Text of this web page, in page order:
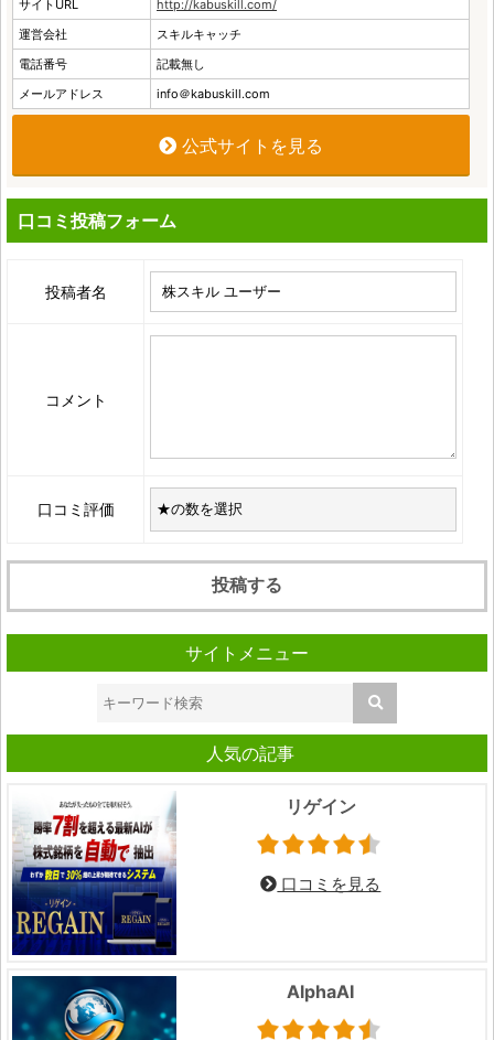
サイトURL
http://kabuskill.com/
運営会社
スキルキャッチ
電話番号
記載無し
メールアドレス
info＠kabuskill.com
公式サイトを見る
口コミ投稿フォーム
投稿者名
コメント
口コミ評価
サイトメニュー
人気の記事
リゲイン
口コミを見る
AlphaAI